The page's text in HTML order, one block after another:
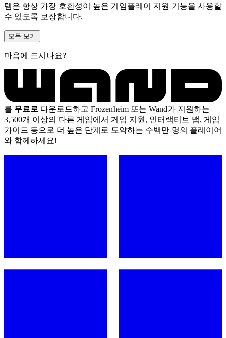
템은 항상 가장 호환성이 높은 게임플레이 지원 기능을 사용할
수 있도록 보장합니다.
모두 보기
마음에 드시나요?
를 무료로 다운로드하고 Frozenheim 또는 Wand가 지원하는
3,500개 이상의 다른 게임에서 게임 지원, 인터랙티브 맵, 게임
가이드 등으로 더 높은 단계로 도약하는 수백만 명의 플레이어
와 함께하세요!